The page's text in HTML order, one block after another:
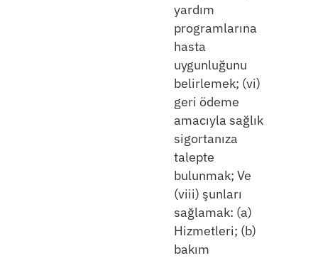
yardım
programlarına
hasta
uygunluğunu
belirlemek; (vi)
geri ödeme
amacıyla sağlık
sigortanıza
talepte
bulunmak; Ve
(viii) şunları
sağlamak: (a)
Hizmetleri; (b)
bakım